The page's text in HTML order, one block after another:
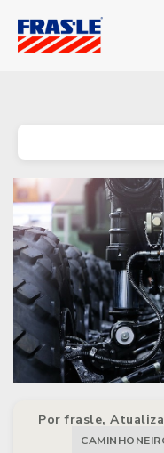
Por frasle,